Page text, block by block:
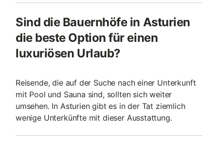
Sind die Bauernhöfe in Asturien
die beste Option für einen
luxuriösen Urlaub?
Reisende, die auf der Suche nach einer Unterkunft
mit Pool und Sauna sind, sollten sich weiter
umsehen. In Asturien gibt es in der Tat ziemlich
wenige Unterkünfte mit dieser Ausstattung.